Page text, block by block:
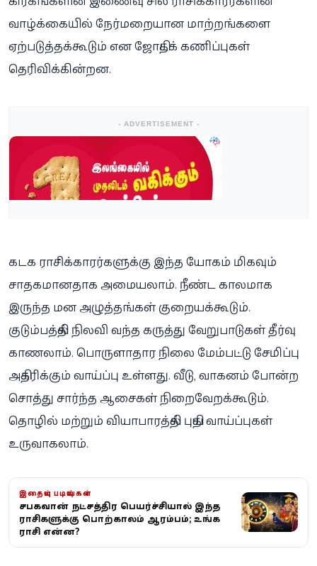
வாழ்க்கையில் நேர்மறையான மாற்றங்களை
ஏற்படுத்தக்கூடும் என ஜோதிடக் கணிப்புகள்
தெரிவிக்கின்றன.
- ADVERTISEMENT -
கடக ராசிக்காரர்களுக்கு இந்த யோகம் மிகவும்
சாதகமானதாக அமையலாம். நீண்ட காலமாக
இருந்த மன அழுத்தங்கள் குறையக்கூடும்.
குடும்பத்தில் நிலவி வந்த கருத்து வேறுபாடுகள் தீர்வு
காணலாம். பொருளாதார நிலை மேம்பட்டு சேமிப்பு
அதிகரிக்கும் வாய்ப்பு உள்ளது. வீடு, வாகனம் போன்ற
சொத்து சார்ந்த ஆசைகள் நிறைவேறக்கூடும்.
தொழில் மற்றும் வியாபாரத்தில் புதிய வாய்ப்புகள்
உருவாகலாம்.
இதையும் படியுங்கள்
சனிபகவானின் நட்சத்திர பெயர்ச்சியால் இந்த
ராசிகளுக்கு பொற்காலம் ஆரம்பம்; உங்க
ராசி என்ன?